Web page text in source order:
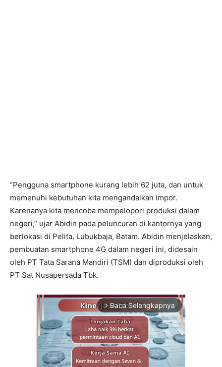
“Pengguna smartphone kurang lebih 62 juta, dan untuk
memenuhi kebutuhan kita mengandalkan impor.
Karenanya kita mencoba mempelopori produksi dalam
negeri,” ujar Abidin pada peluncuran di kantornya yang
berlokasi di Pelita, Lubukbaja, Batam. Abidin menjelaskan,
pembuatan smartphone 4G dalam negeri ini, didesain
oleh PT Tata Sarana Mandiri (TSM) dan diproduksi oleh
PT Sat Nusapersada Tbk.
arrow_forward_ios Baca Selengkapnya